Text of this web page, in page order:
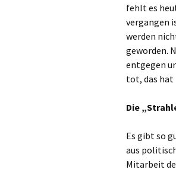
fehlt es
vergangen
werden
geworden.
entgegen
tot, das
Die
Es gibt so
aus
Mitarbeit